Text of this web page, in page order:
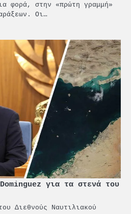
φορά, στην «πρώτη γραμμή»
Οι…
για τα στενά του
Διεθνούς Ναυτιλιακού
διάκριση για την
ανάπτυξη και τη